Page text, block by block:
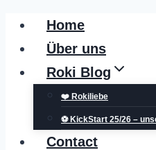
Zum
Inhalt
springen
Home
Über uns
Roki Blog
❤️ Rokiliebe
⚽ KickStart 25/26 –
Contact